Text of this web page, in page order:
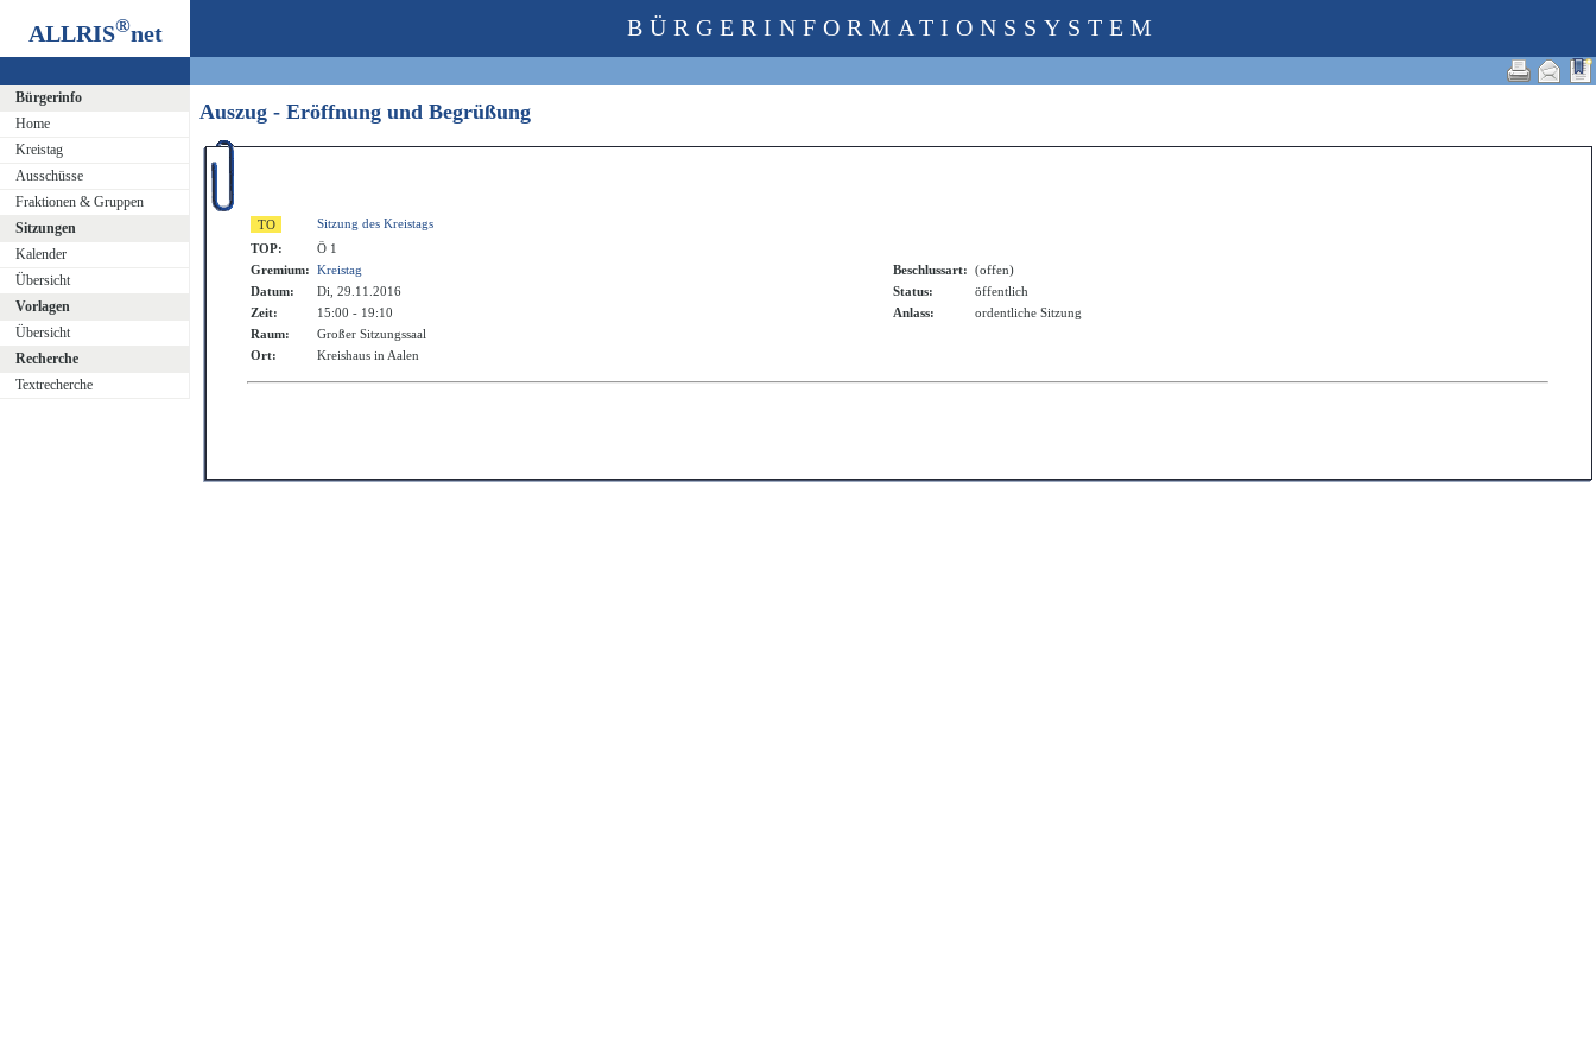
ALLRIS®net
Bürgerinfo
Home
Kreistag
Ausschüsse
Fraktionen & Gruppen
Sitzungen
Kalender
Übersicht
Vorlagen
Übersicht
Recherche
Textrecherche
BÜRGERINFORMATIONSSYSTEM
Auszug - Eröffnung und Begrüßung
Sitzung des Kreistags
TOP:
Ö 1
Gremium: Kreistag Beschlussart: (offen)
Datum:
Di, 29.11.2016 Status:
öffentlich
Zeit:
15:00 - 19:10 Anlass:
ordentliche Sitzung
Raum:
Großer Sitzungssaal
Ort:
Kreishaus in Aalen